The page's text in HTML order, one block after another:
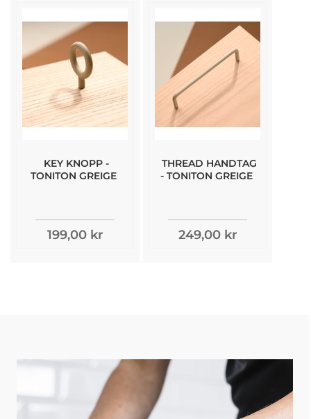
KEY KNOPP -
TONITON GREIGE
199,00 kr
THREAD HANDTAG
- TONITON GREIGE
249,00 kr